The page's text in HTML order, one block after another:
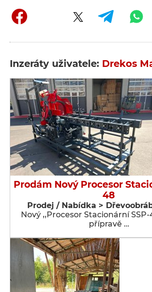
Inzeráty uživatele: Drekos
Prodám Nový Procesor
48
Prodej / Nabídka >
Nový ,,Procesor Stacionární
přípravě …